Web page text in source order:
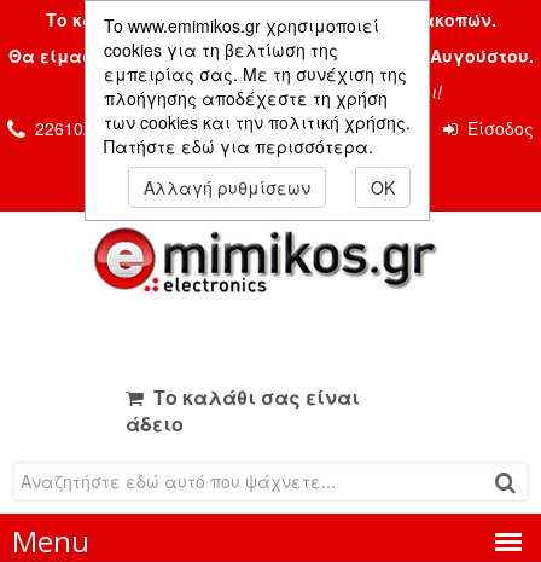
To www.emimikos.gr χρησιμοποιεί
cookies για τη βελτίωση της
εμπειρίας σας. Με τη συνέχιση της
πλοήγησης αποδέχεστε τη χρήση
των cookies και την πολιτική χρήσης.
Πατήστε εδώ για περισσότερα.
Αλλαγή ρυθμίσεων
OK
Το κατάστημα μας είναι κλειστό λόγω διακοπών.
Θα είμαστε και πάλι μαζί σας την Δευτέρα 24 Αυγούστου.
Σας ευχόμαστε ένα όμορφο καλοκαίρι!
2261026435 & 2261081666
Επικοινωνία
Είσοδος
Μέλους
Το καλάθι σας είναι
άδειο
Menu